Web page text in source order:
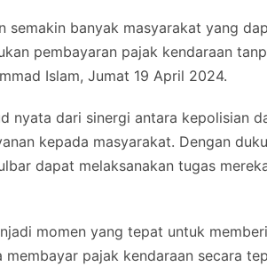
semakin banyak masyarakat yang
pembayaran pajak kendaraan
Islam, Jumat 19 April 2024.
nyata dari sinergi antara kepolisian
kepada masyarakat. Dengan
dapat melaksanakan tugas
momen yang tepat untuk
pajak kendaraan secara